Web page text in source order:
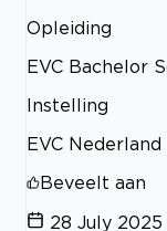
Opleiding
EVC Bachelor
Instelling
EVC Nederland
Beveelt aan
28 July 2025